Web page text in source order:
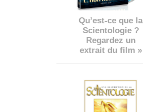
Qu’est-ce que la
Scientologie ?
Regardez un
extrait du film »